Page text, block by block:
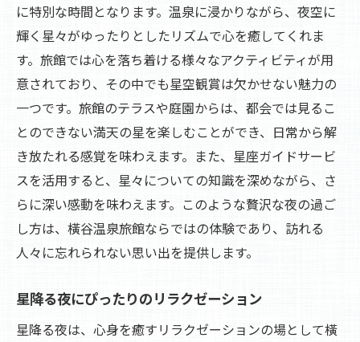
に特別な時間となります。温泉に浸かりながら、夜空に
輝く星々がゆったりとしたリズムで心を癒してくれま
す。旅館では心を落ち着ける様々なアクティビティが用
意されており、その中でも星空観賞は欠かせない魅力の
一つです。旅館のテラスや庭園からは、都会では見るこ
とのできない満天の星を楽しむことができ、日常から解
き放たれる感覚を味わえます。また、星座ガイドサービ
スを活用すると、星々についての知識を深めながら、さ
らに深い感動を味わえます。このような贅沢な夜の過ご
し方は、橫谷温泉旅館ならではの体験であり、訪れる
人々に忘れられない思い出を提供します。
星降る夜にぴったりのリラクゼーション
星降る夜は、心身を癒すリラクゼーションの場として橫